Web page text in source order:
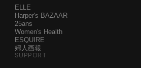
ELLE
Harper's BAZAAR
25ans
Women's Health
ESQUIRE
婦人画報
SUPPORT